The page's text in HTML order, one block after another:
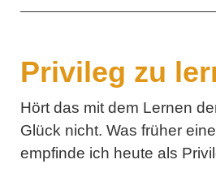
Privileg zu
Hört das mit dem Lernen
Glück nicht. Was früher
empfinde ich heute als